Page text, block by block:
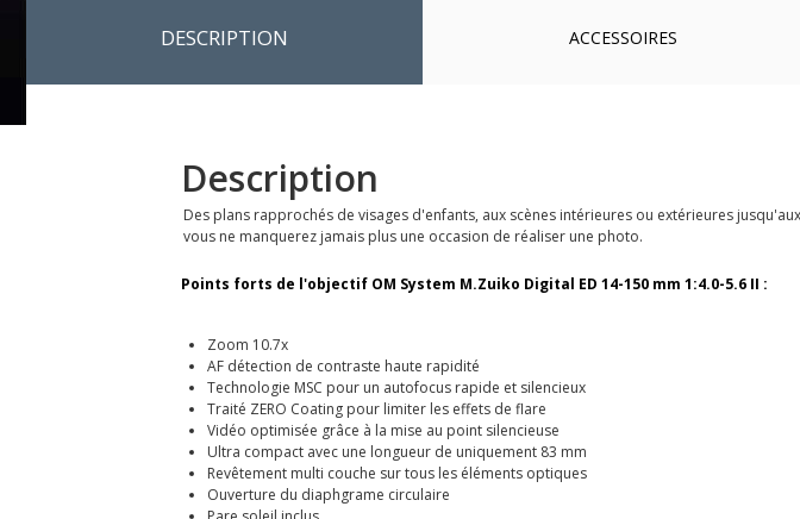
DESCRIPTION ACCESSOIRES
Description
Des plans rapprochés de visages d'enfants, aux scènes intérieures ou extérieures
vous ne manquerez jamais plus une occasion de réaliser une photo.
Points forts de l'objectif OM System M.Zuiko Digital ED 14-150 mm 1:4.0-5.6 II :
Zoom 10.7x
AF détection de contraste haute rapidité
Technologie MSC pour un autofocus rapide et silencieux
Traité ZERO Coating pour limiter les effets de flare
Vidéo optimisée grâce à la mise au point silencieuse
Ultra compact avec une longueur de uniquement 83 mm
Revêtement multi couche sur tous les éléments optiques
Ouverture du diaphgrame circulaire